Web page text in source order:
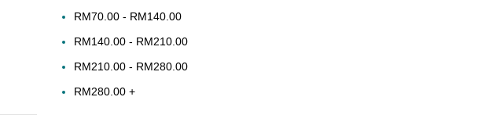
RM70.00 - RM140.00
RM140.00 - RM210.00
RM210.00 - RM280.00
RM280.00 +